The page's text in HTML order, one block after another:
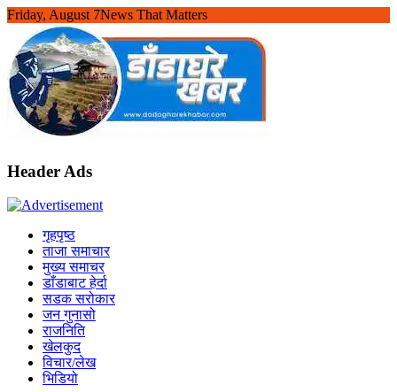
Skip
content
Friday, August 7News That Matters
Header Ads
गृहपृष्ठ
ताजा समाचार
मुख्य समाचर
डाँडाबाट हेर्दा
सडक सरोकार
जन गुनासो
राजनिति
खेलकुद
विचार/लेख
भिडियो